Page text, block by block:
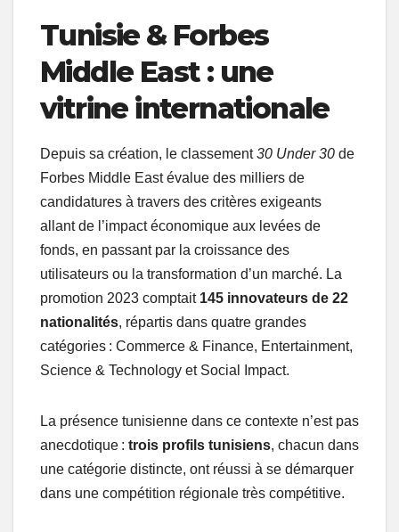
Tunisie & Forbes
Middle East : une
vitrine internationale
Depuis sa création, le classement30 Under 30 de
Forbes Middle East évalue des milliers de
candidatures à travers des critères exigeants
allant de l’impact économique aux levées de
fonds, en passant par la croissance des
utilisateurs ou la transformation d’un marché. La
promotion 2023 comptait 145 innovateurs de 22
nationalités, répartis dans quatre grandes
catégories : Commerce & Finance, Entertainment,
Science & Technology et Social Impact.
La présence tunisienne dans ce contexte n’est pas
anecdotique : trois profils tunisiens, chacun dans
une catégorie distincte, ont réussi à se démarquer
dans une compétition régionale très compétitive.